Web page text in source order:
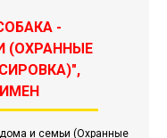
-
(ОХРАННЫЕ
и семьи (Охранные